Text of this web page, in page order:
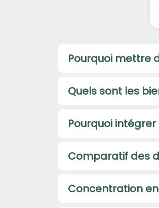
Pourquoi mettre
Quels sont les
Pourquoi
Comparatif des
Concentration